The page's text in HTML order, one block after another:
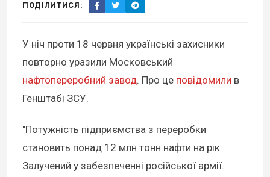
ПОДІЛИТИСЯ:
У ніч проти 18 червня українські захисники
повторно уразили Московський
нафтопереробний завод. Про це повідомили в
Генштабі ЗСУ.
"Потужність підприємства з переробки
становить понад 12 млн тонн нафти на рік.
Залучений у забезпеченні російської армії.